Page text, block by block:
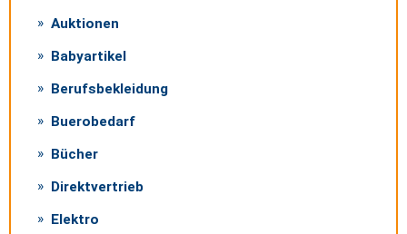
Auktionen
Babyartikel
Berufsbekleidung
Buerobedarf
Bücher
Direktvertrieb
Elektro